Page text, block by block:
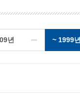
년 ~ 1999년